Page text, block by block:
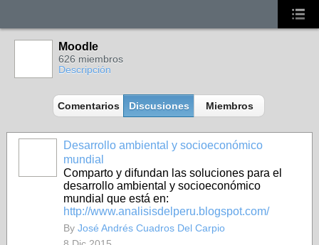
Moodle
626 miembros
Descripción
Comentarios Discusiones Miembros
Desarrollo ambiental y socioeconómico
mundial
Comparto y difundan las soluciones para el
desarrollo ambiental y socioeconómico
mundial que está en:
http://www.analisisdelperu.blogspot.com/
By José Andrés Cuadros Del Carpio